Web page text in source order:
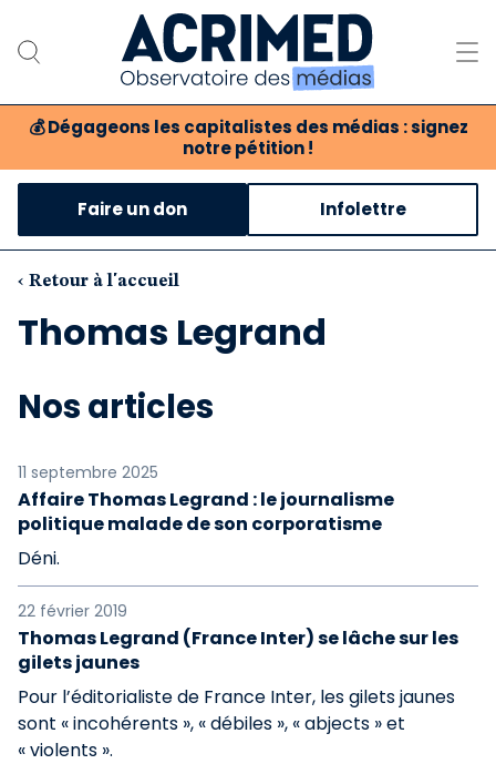
💰 Dégageons les capitalistes des médias : signez
notre pétition !
Notre association
Notre critique des médias
Nos propositions
Notre revue
Boutique
Faire un don Infolettre
‹ Retour à l'accueil
Thomas Legrand
Nos articles
11 septembre 2025
Affaire Thomas Legrand : le journalisme
politique malade de son corporatisme
Déni.
22 février 2019
Thomas Legrand (France Inter) se lâche sur les
gilets jaunes
Pour l’éditorialiste de France Inter, les gilets jaunes
sont « incohérents », « débiles », « abjects » et
« violents ».